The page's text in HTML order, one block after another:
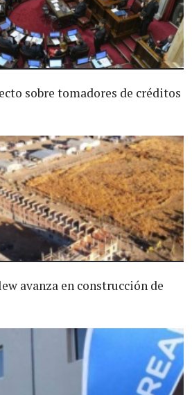
sobre tomadores de créditos
avanza en construcción de